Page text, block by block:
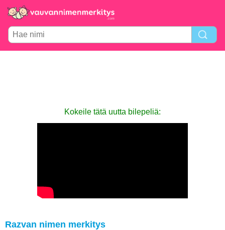
Kokeile tätä uutta bilepeliä:
Razvan nimen merkitys